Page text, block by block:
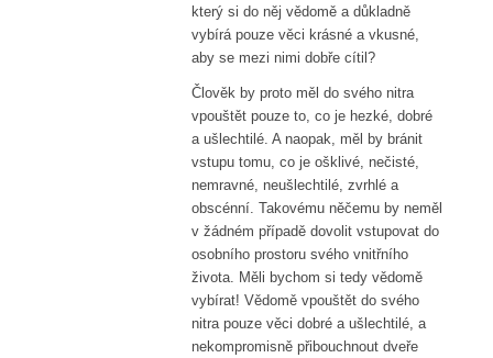
který si do něj vědomě a důkladně
vybírá pouze věci krásné a vkusné,
aby se mezi nimi dobře cítil?
Člověk by proto měl do svého nitra
vpouštět pouze to, co je hezké, dobré
a ušlechtilé. A naopak, měl by bránit
vstupu tomu, co je ošklivé, nečisté,
nemravné, neušlechtilé, zvrhlé a
obscénní. Takovému něčemu by neměl
v žádném případě dovolit vstupovat do
osobního prostoru svého vnitřního
života. Měli bychom si tedy vědomě
vybírat! Vědomě vpouštět do svého
nitra pouze věci dobré a ušlechtilé, a
nekompromisně přibouchnout dveře